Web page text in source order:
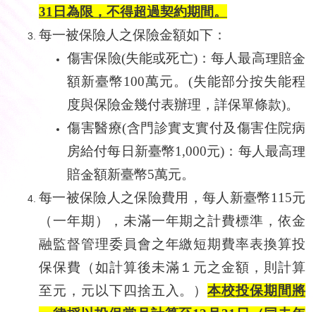
31日為限，不得超過契約期間。
每一被保險人之保險金額如下：
傷害保險(失能或死亡)：每人最高理賠金
額新臺幣100萬元。 (失能部分按失能程
度與保險金幾付表辦理，詳保單條款)。
傷害醫療(含門診實支實付及傷害住院病
房給付每日新臺幣1,000元) ：每人最高理
賠金額新臺幣5萬元。
每一被保險人之保險費用，每人新臺幣115元
（一年期），未滿一年期之計費標準，依金
融監督管理委員會之年繳短期費率表換算投
保保費（如計算後未滿１元之金額，則計算
至元，元以下四捨五入。）本校投保期間將